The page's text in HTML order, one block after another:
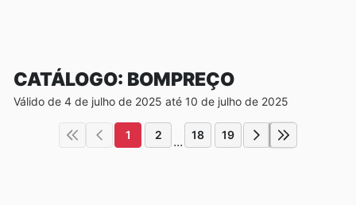
CATÁLOGO: BOMPREÇO
Válido de 4 de julho de 2025 até 10 de julho de 2025
1 2 ... 18 19